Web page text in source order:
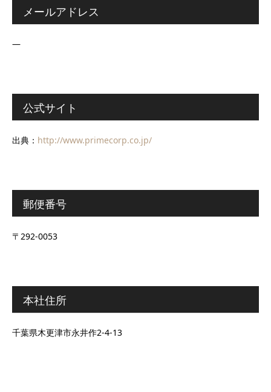
メールアドレス
―
公式サイト
出典： http://www.primecorp.co.jp/
郵便番号
〒292-0053
本社住所
千葉県木更津市永井作2-4-13